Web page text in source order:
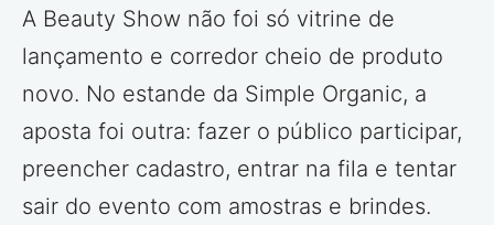
A Beauty Show não foi só vitrine de
lançamento e corredor cheio de produto
novo. No estande da Simple Organic, a
aposta foi outra: fazer o público participar,
preencher cadastro, entrar na fila e tentar
sair do evento com amostras e brindes.